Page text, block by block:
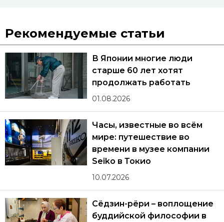
Рекомендуемые статьи
В Японии многие люди
старше 60 лет хотят
продолжать работать
01.08.2026
Часы, известные во всём
мире: путешествие во
времени в музее компании
Seiko в Токио
10.07.2026
Сёдзин-рёри – воплощение
буддийской философии в